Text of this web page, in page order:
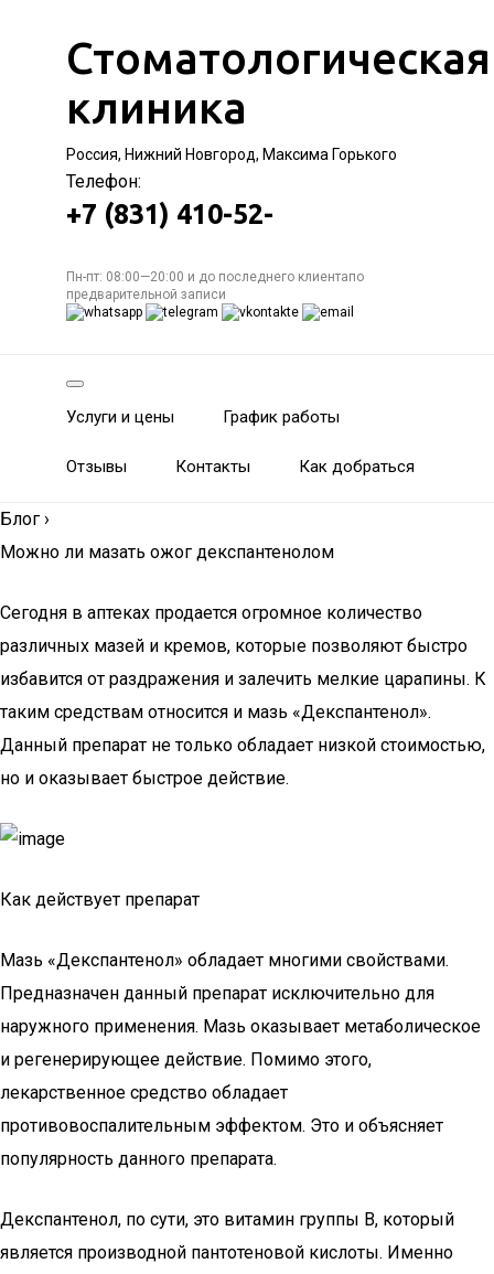
Стоматологическая
клиника
Россия, Нижний Новгород, Максима Горького
Телефон:
+7 (831) 410-52-
Пн-пт: 08:00—20:00 и до последнего клиентапо
предварительной записи
Услуги и цены График работы
Отзывы Контакты Как добраться
Блог ›
Можно ли мазать ожог декспантенолом
Сегодня в аптеках продается огромное количество
различных мазей и кремов, которые позволяют быстро
избавится от раздражения и залечить мелкие царапины. К
таким средствам относится и мазь «Декспантенол».
Данный препарат не только обладает низкой стоимостью,
но и оказывает быстрое действие.
Как действует препарат
Мазь «Декспантенол» обладает многими свойствами.
Предназначен данный препарат исключительно для
наружного применения. Мазь оказывает метаболическое
и регенерирующее действие. Помимо этого,
лекарственное средство обладает
противовоспалительным эффектом. Это и объясняет
популярность данного препарата.
Декспантенол, по сути, это витамин группы В, который
является производной пантотеновой кислоты. Именно